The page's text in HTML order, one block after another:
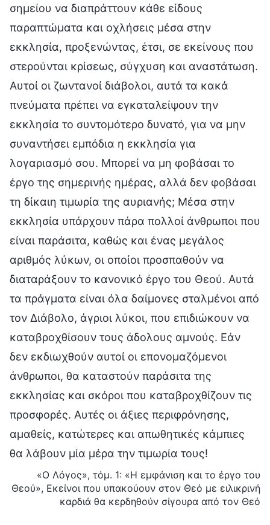
σημείου να διαπράττουν κάθε είδους
παραπτώματα και οχλήσεις μέσα στην
εκκλησία, προξενώντας, έτσι, σε εκείνους που
στερούνται κρίσεως, σύγχυση και αναστάτωση.
Αυτοί οι ζωντανοί διάβολοι, αυτά τα κακά
πνεύματα πρέπει να εγκαταλείψουν την
εκκλησία το συντομότερο δυνατό, για να μην
συναντήσει εμπόδια η εκκλησία για
λογαριασμό σου. Μπορεί να μη φοβάσαι το
έργο της σημερινής ημέρας, αλλά δεν φοβάσαι
τη δίκαιη τιμωρία της αυριανής; Μέσα στην
εκκλησία υπάρχουν πάρα πολλοί άνθρωποι που
είναι παράσιτα, καθώς και ένας μεγάλος
αριθμός λύκων, οι οποίοι προσπαθούν να
διαταράξουν το κανονικό έργο του Θεού. Αυτά
τα πράγματα είναι όλα δαίμονες σταλμένοι από
τον Διάβολο, άγριοι λύκοι, που επιδιώκουν να
καταβροχθίσουν τους άδολους αμνούς. Εάν
δεν εκδιωχθούν αυτοί οι επονομαζόμενοι
άνθρωποι, θα καταστούν παράσιτα της
εκκλησίας και σκόροι που καταβροχθίζουν τις
προσφορές. Αυτές οι άξιες περιφρόνησης,
αμαθείς, κατώτερες και απωθητικές κάμπιες
θα λάβουν μία μέρα την τιμωρία τους!
«Ο Λόγος», τόμ. 1: «Η εμφάνιση και το έργο του
Θεού», Εκείνοι που υπακούουν στον Θεό με ειλικρινή
καρδιά θα κερδηθούν σίγουρα από τον Θεό